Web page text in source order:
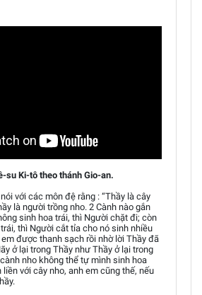
su Ki-tô theo thánh Gio-an.
với các môn đệ rằng : “Thầy là cây
là người trồng nho. 2 Cành nào gắn
sinh hoa trái, thì Người chặt đi; còn
thì Người cắt tỉa cho nó sinh nhiều
em được thanh sạch rồi nhờ lời Thầy đã
ở lại trong Thầy như Thầy ở lại trong
nho không thể tự mình sinh hoa
liền với cây nho, anh em cũng thế, nếu